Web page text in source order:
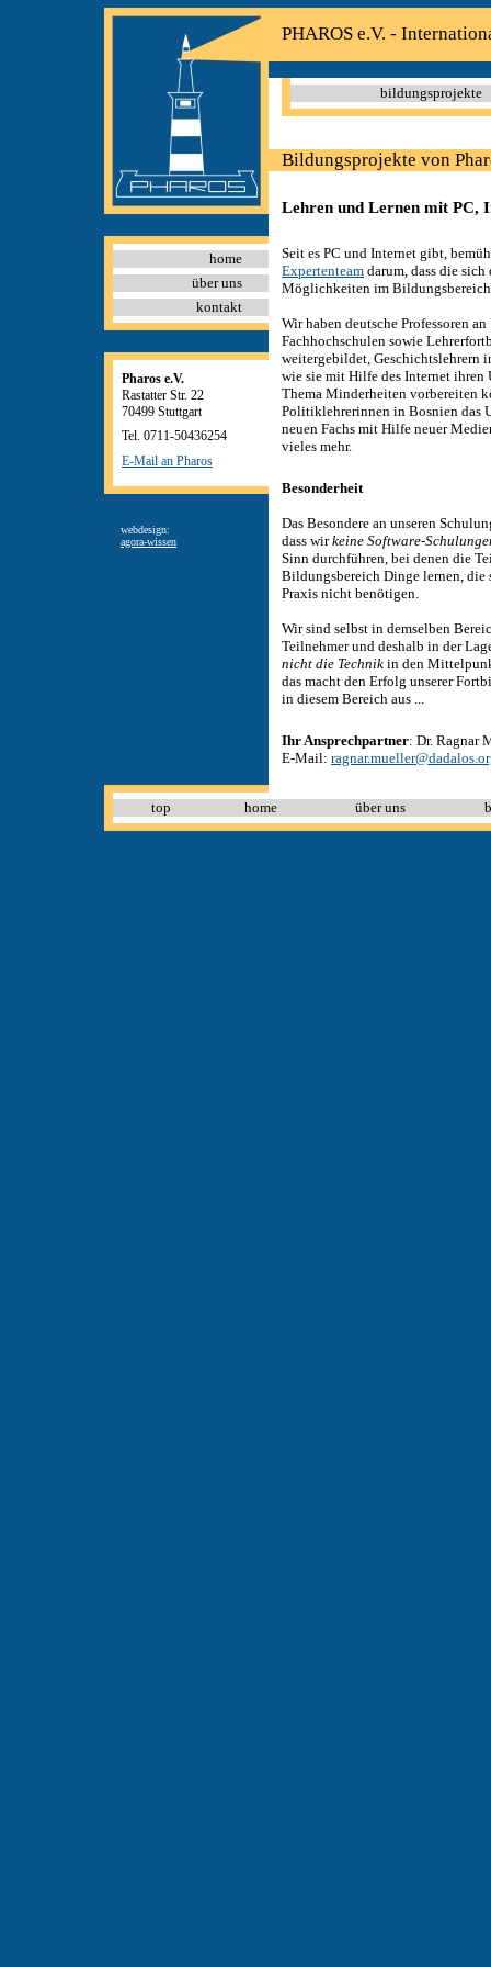
home
über uns
kontakt
Pharos e.V.
Rastatter Str. 22
70499 Stuttgart
Tel. 0711-50436254
E-Mail an Pharos
webdesign:
agora-wissen
PHAROS e.V. -
bildungsprojekte
Bildungsprojekte von
Lehren und Lernen mit PC,
Seit es PC und Internet gibt,
Expertenteam darum, dass die
Möglichkeiten im
Wir haben deutsche Professoren
Fachhochschulen sowie
weitergebildet, Geschichtslehrern
wie sie mit Hilfe des Internet ihren
Thema Minderheiten vorbereiten
Politiklehrerinnen in Bosnien das
neuen Fachs mit Hilfe neuer
vieles mehr.
Besonderheit
Das Besondere an unseren
dass wirkeine Software-
Sinn durchführen, bei denen die
Bildungsbereich Dinge lernen, die
Praxis nicht benötigen.
Wir sind selbst in demselben
Teilnehmer und deshalb in der
nicht die Technik in den
das macht den Erfolg unserer
in diesem Bereich aus ...
Ihr Ansprechpartner: Dr. Ragnar
E-Mail:
top home über uns